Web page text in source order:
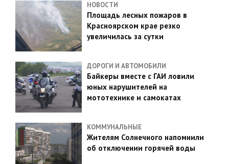
НОВОСТИ
Площадь лесных пожаров в
Красноярском крае резко
увеличилась за сутки
ДОРОГИ И АВТОМОБИЛИ
Байкеры вместе с ГАИ ловили
юных нарушителей на
мототехнике и самокатах
КОММУНАЛЬНЫЕ
Жителям Солнечного напомнили
об отключении горячей воды